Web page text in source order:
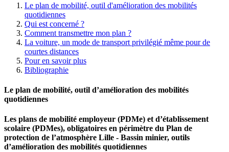
Le plan de mobilité, outil d'amélioration des mobilités
quotidiennes
Qui est concerné ?
Comment transmettre mon plan ?
La voiture, un mode de transport privilégié même pour de
courtes distances
Pour en savoir plus
Bibliographie
Le plan de mobilité, outil d’amélioration des mobilités
quotidiennes
Les plans de mobilité employeur (PDMe) et d’établissement
scolaire (PDMes), obligatoires en périmètre du Plan de
protection de l’atmosphère Lille - Bassin minier, outils
d’amélioration des mobilités quotidiennes